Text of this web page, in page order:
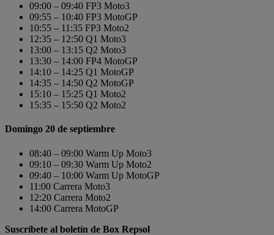
09:00 – 09:40 FP3 Moto3
09:55 – 10:40 FP3 MotoGP
10:55 – 11:35 FP3 Moto2
12:35 – 12:50 Q1 Moto3
13:00 – 13:15 Q2 Moto3
13:30 – 14:00 FP4 MotoGP
14:10 – 14:25 Q1 MotoGP
14:35 – 14:50 Q2 MotoGP
15:10 – 15:25 Q1 Moto2
15:35 – 15:50 Q2 Moto2
Domingo 20 de septiembre
08:40 – 09:00 Warm Up Moto3
09:10 – 09:30 Warm Up Moto2
09:40 – 10:00 Warm Up MotoGP
11:00 Carrera Moto3
12:20 Carrera Moto2
14:00 Carrera MotoGP
Suscríbete al boletín de Box Repsol